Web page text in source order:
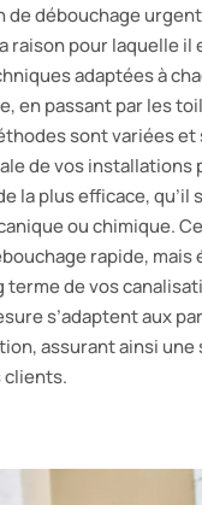
de débouchage
raison pour laquelle
adaptées à
en passant par les
sont variées et
de vos installations
la plus efficace, qu’il
ou chimique.
rapide, mais
de vos
s’adaptent aux
assurant ainsi
clients.